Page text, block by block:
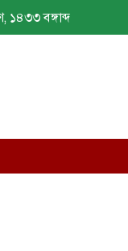
১৪৩৩ বঙ্গাব্দ